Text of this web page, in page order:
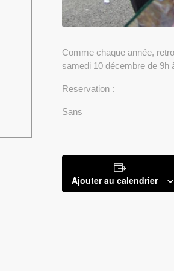
Comme chaque année,
samedi 10 décembre de 9h
Reservation :
Sans
Ajouter au calendrier